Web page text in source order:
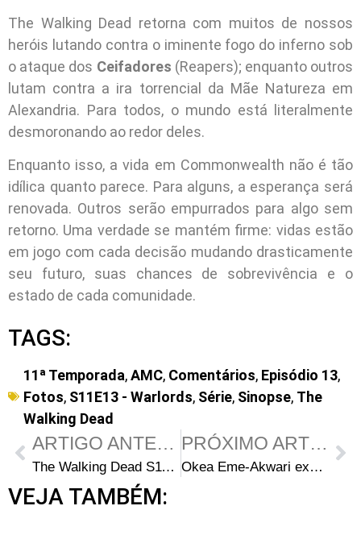
The Walking Dead retorna com muitos de nossos
heróis lutando contra o iminente fogo do inferno sob
o ataque dos Ceifadores (Reapers); enquanto outros
lutam contra a ira torrencial da Mãe Natureza em
Alexandria. Para todos, o mundo está literalmente
desmoronando ao redor deles.
Enquanto isso, a vida em Commonwealth não é tão
idílica quanto parece. Para alguns, a esperança será
renovada. Outros serão empurrados para algo sem
retorno. Uma verdade se mantém firme: vidas estão
em jogo com cada decisão mudando drasticamente
seu futuro, suas chances de sobrevivência e o
estado de cada comunidade.
TAGS:
11ª Temporada,AMC, Comentários, Episódio 13,
Fotos, S11E13 - Warlords, Série, Sinopse, The
Walking Dead
ARTIGO ANTERIOR
The Walking Dead S11E11: 5 coisas que você pode ter perdido em “Rogue Element”
PRÓXIMO ARTIGO
Okea Eme-Akwari explica a origem da máscara de Elijah em The Walking Dead
VEJA TAMBÉM: